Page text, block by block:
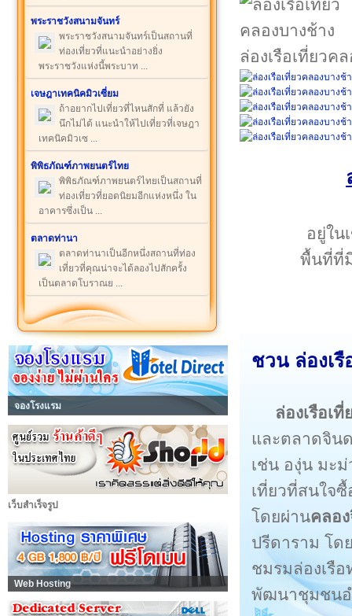
พระราชวังสนามจันทร์
พระราชวังสนามจันทร์เป็นสถานที่
ท่องเที่ยวที่แนะนำอย่างยิ่ง
พระราชวังแห่งนี้พระบาท ...
เจษฎาเทคนิคมิวเซี่ยม
ถ้าอยากไปเที่ยวที่ไหนสักที่ แล้วยัง
นึกไม่ได้ แนะนำให้ไปเที่ยวที่เจษฎา
เทคนิคมิวเซ ...
พิพิธภัณฑ์ภาพยนตร์ไทย
พิพิธภัณฑ์ภาพยนตร์ไทยเป็นสถานที่
ท่องเที่ยวที่ยอดนิยมอีกแห่งหนึ่ง ใน
อาคารซึ่งเป็น ...
ตลาดท่านา
ตลาดท่านาเป็นอีกหนึ่งสถานที่ท่อง
เที่ยวที่คุณน่าจะได้ลองไปสักครั้ง
เป็นตลาดโบราณย ...
จองโรงแรม
เว็บสำเร็จรูป
Web Hosting
ล่องเรือเที่ยวค
อยู่ใน
พื้นที่ที่
ชวน ล่องเ
ล่องเรือเ
และตลาดจิน
เช่น องุ่น มะ
เที่ยวที่สนใจซื้
โดยผ่านคลอ
ปรีดาราม โด
ชมรมล่องเรือ
พัฒนาชุมชนอ